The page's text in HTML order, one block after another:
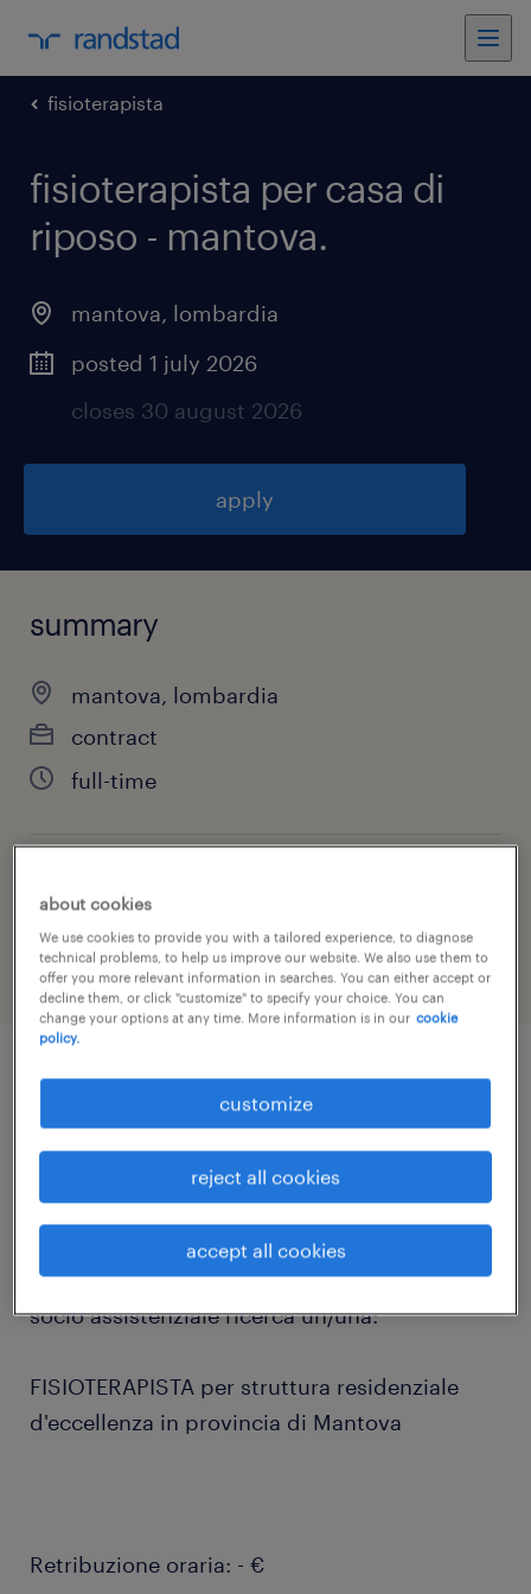
fisioterapista
fisioterapista per casa di
riposo - mantova.
mantova, lombardia
posted 1 july 2026
closes 30 august 2026
apply
summary
mantova, lombardia
contract
full-time
Randstad Healthcare, divisione specializzata
nella ricerca e selezione di professionisti in
ambito sanitario e
socio assistenziale ricerca un/una:
FISIOTERAPISTA per struttura residenziale
d'eccellenza in provincia di Mantova
Retribuzione oraria: - €
about cookies
We use cookies to provide you with a tailored experience, to diagnose
technical problems, to help us improve our website. We also use them to
offer you more relevant information in searches. You can either accept or
decline them, or click "customize" to specify your choice. You can
change your options at any time. More information is in our cookie
policy.
customize
reject all cookies
accept all cookies